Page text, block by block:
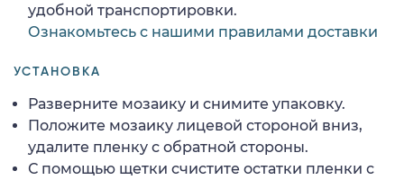
удобной транспортировки.
Ознакомьтесь с нашими правилами доставки
УСТАНОВКА
Разверните мозаику и снимите упаковку.
Положите мозаику лицевой стороной вниз,
удалите пленку с обратной стороны.
С помощью щетки счистите остатки пленки с